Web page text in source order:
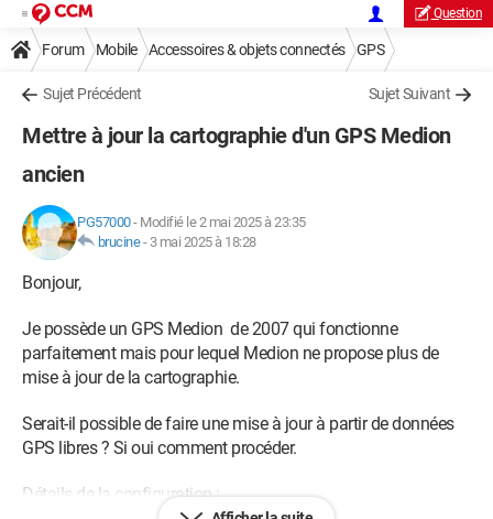
Question
Forum Mobile Accessoires & objets connectés GPS
Sujet Précédent Sujet Suivant
Mettre à jour la cartographie d'un GPS Medion
ancien
PG57000- Modifié le 2 mai 2025 à 23:35
brucine- 3 mai 2025 à 18:28
Bonjour,
Je possède un GPS Medion de 2007 qui fonctionne
parfaitement mais pour lequel Medion ne propose plus de
mise à jour de la cartographie.
Serait-il possible de faire une mise à jour à partir de données
GPS libres ? Si oui comment procéder.
Détails de la configuration :